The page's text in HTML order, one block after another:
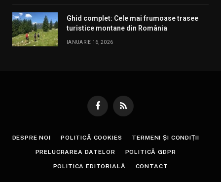
Ghid complet: Cele mai frumoase trasee
turistice montane din România
IANUARIE 16, 2026
FacebookRSS
DESPRE NOI POLITICĂ COOKIES TERMENI ȘI CONDIȚII
PRELUCRAREA DATELOR POLITICĂ GDPR
POLITICA EDITORIALĂ CONTACT